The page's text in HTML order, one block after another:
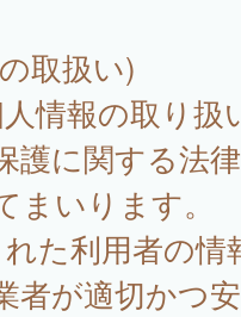
取扱い)
情報の取り扱
護に関する法
まいります。
た利用者の情
者が適切かつ